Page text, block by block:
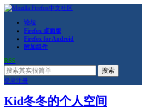
论坛
Firefox 桌面版
Firefox for Android
附加组件
RSS
搜索
登录注册
Kid冬冬的个人空间